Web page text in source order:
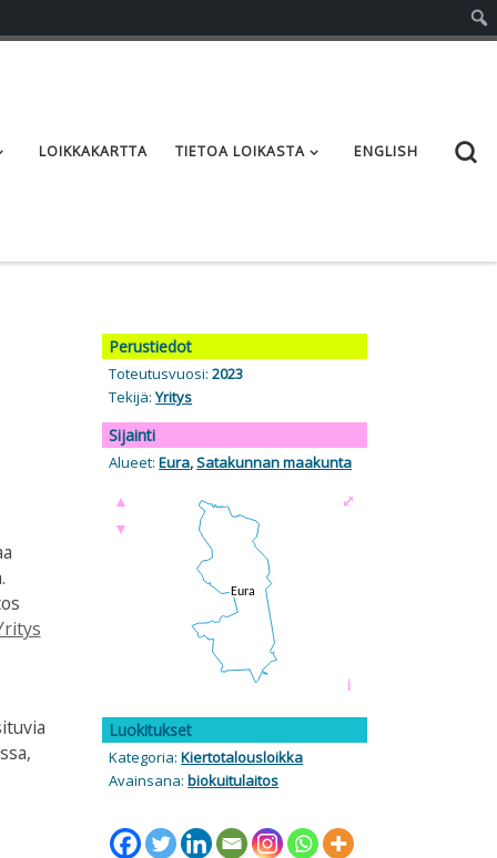
LOIKKAKARTTA TIETOA LOIKASTA ENGLISH
Perustiedot
Toteutusvuosi:2023
Tekijä:Yritys
Sijainti
Alueet:Eura,Satakunnan maakunta
▲
▼
i
⤢
Luokitukset
Kategoria:Kiertotalousloikka
Avainsana:biokuitulaitos